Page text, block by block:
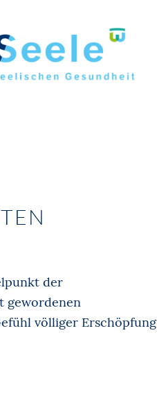
der
gewordenen
völliger Erschöpfung